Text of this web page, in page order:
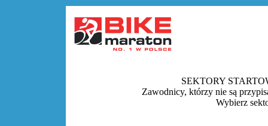
SEKTORY
Zawodnicy, którzy nie są
Wybierz